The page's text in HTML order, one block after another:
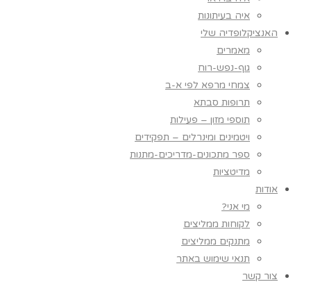
איה בעיתונות
האנציקלופדיה שלי
מאמרים
גוף-נפש-רוח
צמחי מרפא לפי א-ב
תרופות סבתא
תוספי מזון – פעילות
ויטמינים ומינרלים – תפקידים
ספר מתכונים-מדריכים-מתנות
מדיטציות
אודות
מי אני?
לקוחות ממליצים
מתנקים ממליצים
תנאי שימוש באתר
צור קשר